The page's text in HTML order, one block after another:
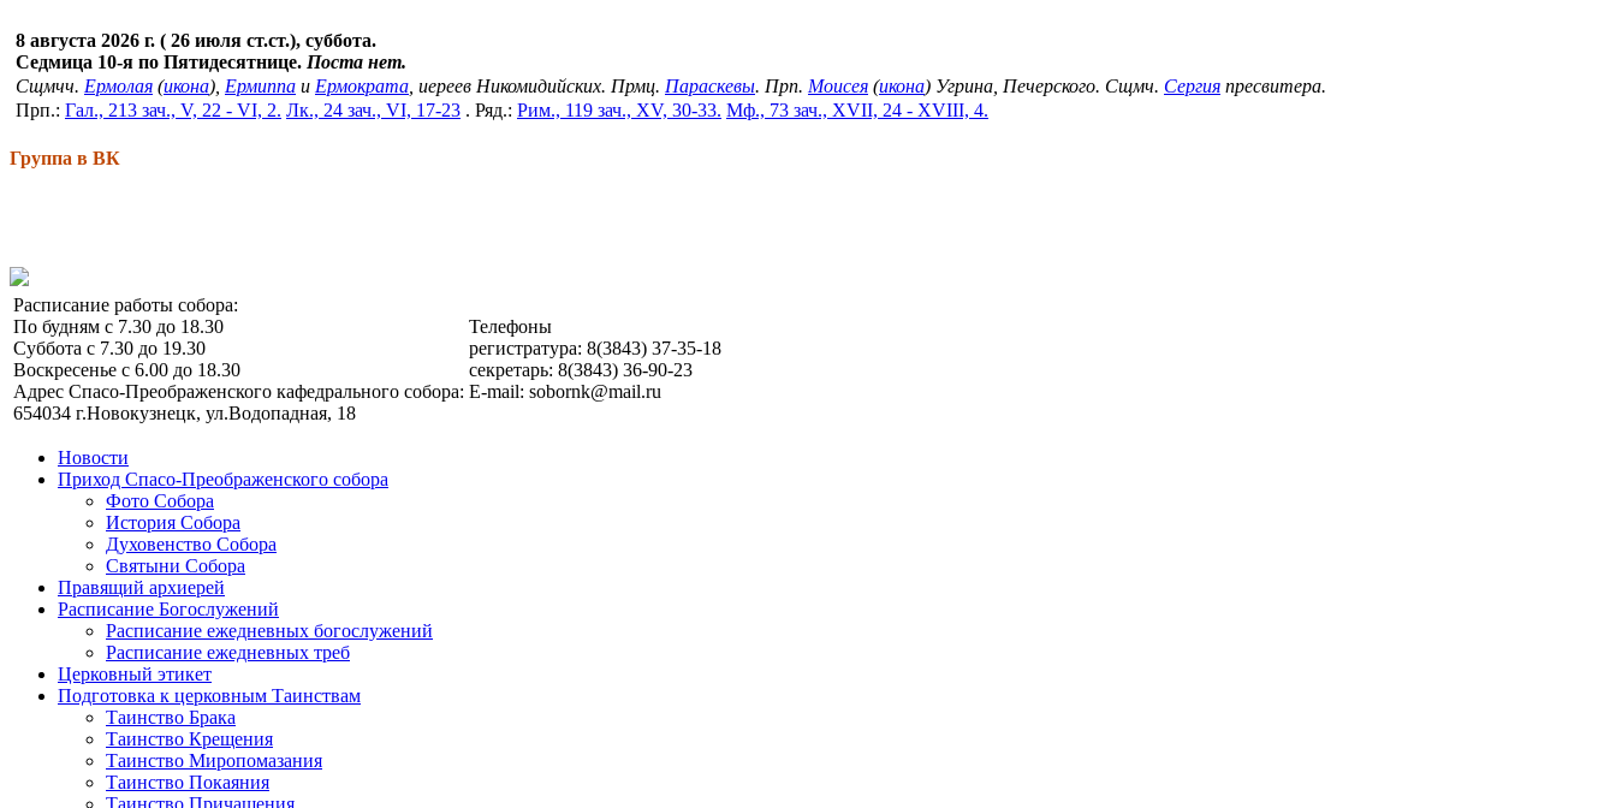
8 августа 2026 г. ( 26 июля ст.ст.), суббота.
Седмица 10-я по Пятидесятнице. Поста нет.
Сщмчч. Ермолая (икона), Ермиппа и Ермократа, иереев Никомидийских. Прмц. Параскевы. Прп. Моисея (икона) Угрина, Печерского. Сщмч. Сергия пресвитера.
Прп.: Гал., 213 зач., V, 22 - VI, 2. Лк., 24 зач., VI, 17-23 . Ряд.: Рим., 119 зач., XV, 30-33. Мф., 73 зач., XVII, 24 - XVIII, 4.
Группа в ВК
Расписание работы собора:
По будням с 7.30 до 18.30
Суббота с 7.30 до 19.30
Воскресенье с 6.00 до 18.30
Адрес Спасо-Преображенского кафедрального собора:
654034 г.Новокузнецк, ул.Водопадная, 18
Телефоны
регистратура: 8(3843) 37-35-18
секретарь: 8(3843) 36-90-23
E-mail: sobornk@mail.ru
Новости
Приход Спасо-Преображенского собора
Фото Собора
История Собора
Духовенство Собора
Святыни Собора
Правящий архиерей
Расписание Богослужений
Расписание ежедневных богослужений
Расписание ежедневных треб
Церковный этикет
Подготовка к церковным Таинствам
Таинство Брака
Таинство Крещения
Таинство Миропомазания
Таинство Покаяния
Таинство Причащения